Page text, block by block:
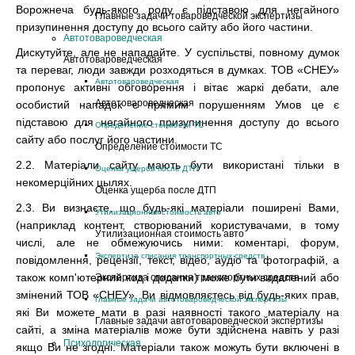
Главные задачи товароведческой экспертизы
Автотовароведческая
Автотовароведческая
Автотовароведческая
Автотовароведческая
Определение стоимости ТС
Определение стоимости ТС
Оценка ущерба после ДТП
Оценка ущерба после ДТП
Утилизационная стоимость авто
Утилизационная стоимость авто
Экспертиза списания транспортных средств
Экспертиза списания транспортных средств
Главные задачи автотовароведческой экспертизы
Главные задачи автотовароведческой экспертизы
Психологическая
Ворожнеча будь-якого роду є підставою для негайного
призупинення доступу до всього сайту або його частини.
Дискутуйте, але не нападайте. У суспільстві, повному думок
та переваг, люди завжди розходяться в думках. ТОВ «СНЕУ»
пропонує активні обговорення і вітає жаркі дебати, але
особистий нападок є прямим порушенням Умов це є
підставою для негайного призупинення доступу до всього
сайту або послуг його частини.
2.2. Матеріали сайту мають бути використані тільки в
некомерційних цылях.
2.3. Ви визнаєте, що будь-які матеріали поширені Вами,
(наприклад контент, створюваний користувачами, в тому
числі, але не обмежуючись ними: коментарі, форум,
повідомлення, рецензії, текст, відео, аудіо та фотографій, а
також комп'ютерний код і додатки) може бути видалений або
змінений ТОВ «СНЕУ». Ви відмовляєтесь від будь-яких прав,
які Ви можете мати в разі наявності такого матеріалу на
сайті, а зміна матеріалів може бути здійснена навіть у разі
якщо Ви не згодні. Матеріали також можуть бути включені в